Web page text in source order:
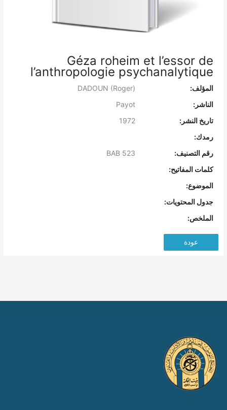
Géza roheim et l’essor de
l’anthropologie psychanalytique
المؤلف:
الناشر:
Payot
تاريخ النشر:
1972
رمدك:
رقم التصنيف:
كلمات المفاتيح:
الموضوع:
جدول المحتويات:
الملخص:
عودة